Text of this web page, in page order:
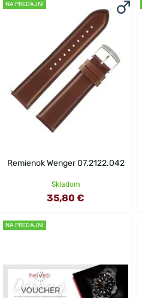
NA PREDAJNI
Remienok Wenger 07.2122.042
Skladom
35,80 €
NA PREDAJNI